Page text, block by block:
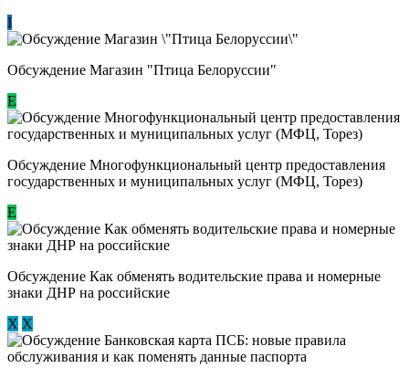
I
Обсуждение Магазин "Птица Белоруссии"
Е
Обсуждение Многофункциональный центр предоставления
государственных и муниципальных услуг (МФЦ, Торез)
E
Обсуждение ​Как обменять водительские права и номерные
знаки ДНР на российские
Х Х